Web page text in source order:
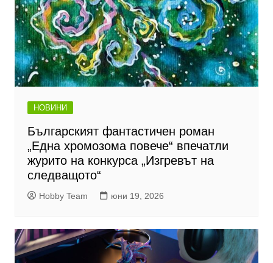
НОВИНИ
Българският фантастичен роман
„Една хромозома повече“ впечатли
журито на конкурса „Изгревът на
следващото“
Hobby Team юни 19, 2026